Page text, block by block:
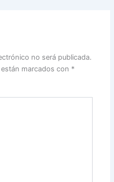
no será publicada.
marcados con *